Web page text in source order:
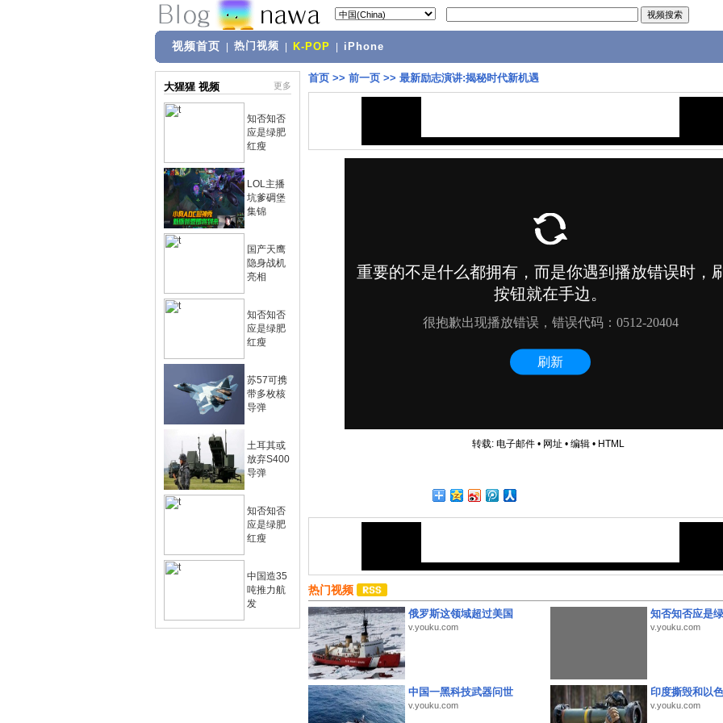
视频首页 热门视频 K-POP iPhone
大猩猩 视频 更多
知否知否
应是绿肥
红瘦
LOL主播
坑爹碉堡
集锦
国产天鹰
隐身战机
亮相
知否知否
应是绿肥
红瘦
苏57可携
带多枚核
导弹
土耳其或
放弃S400
导弹
知否知否
应是绿肥
红瘦
中国造35
吨推力航
发
首页 >> 前一页 >> 最新励志演讲:揭秘时代新机遇
转载: 电子邮件• 网址 • 编辑• HTML
热门视频
俄罗斯这领域超过美国
v.youku.com
知否知否应是
v.youku.com
中国一黑科技武器问世
v.youku.com
印度撕毁和以
v.youku.com